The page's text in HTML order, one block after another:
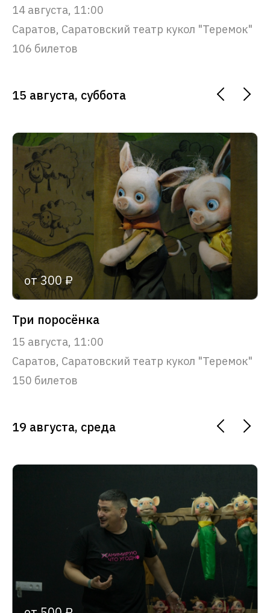
14 августа, 11:00
Саратов, Саратовский театр кукол "Теремок"
106 билетов
15 августа, суббота
от 300 ₽
Три поросёнка
15 августа, 11:00
Саратов, Саратовский театр кукол "Теремок"
150 билетов
19 августа, среда